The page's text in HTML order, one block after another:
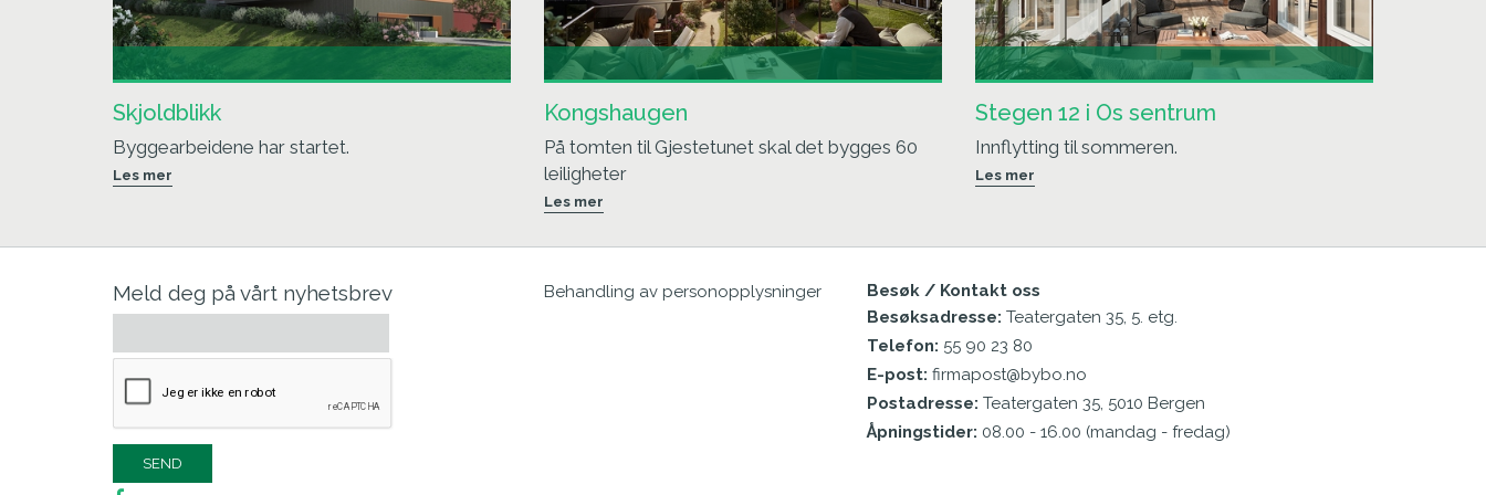
Skjoldblikk
Byggearbeidene har startet.
Les mer
Kongshaugen
På tomten til Gjestetunet skal det bygges 60
leiligheter
Les mer
Stegen 12 i Os sentrum
Innflytting til sommeren.
Les mer
Meld deg på vårt nyhetsbrev Behandling av personopplysninger
Besøk / Kontakt oss
Besøksadresse: Teatergaten 35, 5. etg.
Telefon: 55 90 23 80
E-post: firmapost@bybo.no
Postadresse: Teatergaten 35, 5010 Bergen
Åpningstider: 08.00 - 16.00 (mandag - fredag)